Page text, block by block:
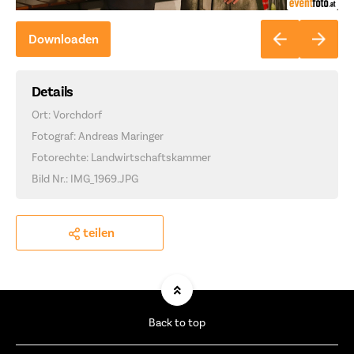
Downloaden
Details
Ort: Vorchdorf
Fotograf: Andreas Maringer
Fotorechte: Landwirtschaftskammer
Bild Nr.: IMG_1969.JPG
teilen
Back to top